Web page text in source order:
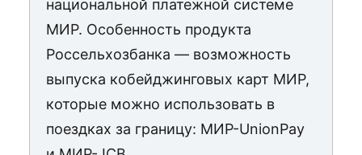
национальной платежной системе
МИР. Особенность продукта
Россельхозбанка — возможность
выпуска кобейджинговых карт МИР,
которые можно использовать в
поездках за границу: МИР-UnionPay